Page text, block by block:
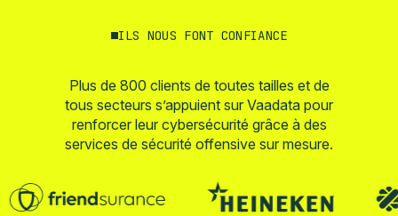
ILS NOUS FONT CONFIANCE
Plus de 800 clients de toutes tailles et de
tous secteurs s’appuient sur Vaadata pour
renforcer leur cybersécurité grâce à des
services de sécurité offensive sur mesure.